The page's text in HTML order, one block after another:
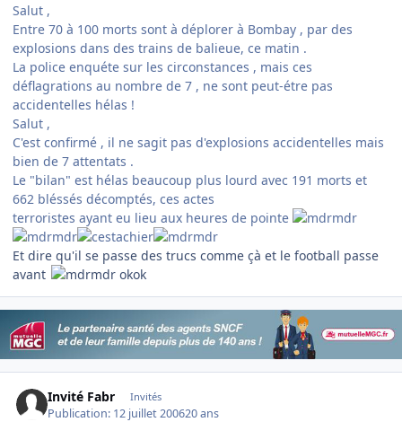
Salut ,
Entre 70 à 100 morts sont à déplorer à Bombay , par des
explosions dans des trains de balieue, ce matin .
La police enquéte sur les circonstances , mais ces
déflagrations au nombre de 7 , ne sont peut-étre pas
accidentelles hélas !
Salut ,
C'est confirmé , il ne sagit pas d'explosions accidentelles mais
bien de 7 attentats .
Le "bilan" est hélas beaucoup plus lourd avec 191 morts et
662 bléssés décomptés, ces actes
terroristes ayant eu lieu aux heures de pointe
Et dire qu'il se passe des trucs comme çà et le football passe
avant
okok
Invité Fabr Invités
Publication: 12 juillet 200620 ans